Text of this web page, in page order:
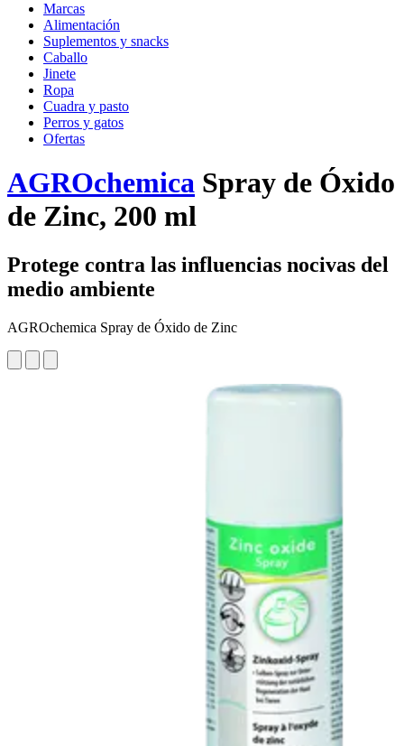
Marcas
Alimentación
Suplementos y snacks
Caballo
Jinete
Ropa
Cuadra y pasto
Perros y gatos
Ofertas
AGROchemica Spray de Óxido
de Zinc, 200 ml
Protege contra las influencias nocivas del
medio ambiente
AGROchemica Spray de Óxido de Zinc